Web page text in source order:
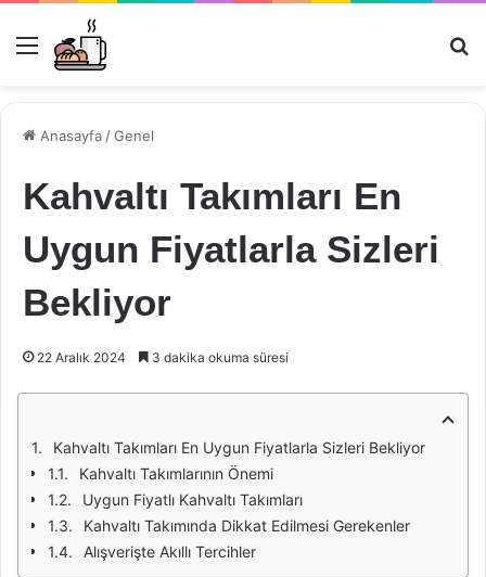
Menü
Anasayfa /Genel
Kahvaltı Takımları En
Uygun Fiyatlarla Sizleri
Bekliyor
22 Aralık 2024 3 dakika okuma süresi
Kahvaltı Takımları En Uygun Fiyatlarla Sizleri Bekliyor
Kahvaltı Takımlarının Önemi
Uygun Fiyatlı Kahvaltı Takımları
Kahvaltı Takımında Dikkat Edilmesi Gerekenler
Alışverişte Akıllı Tercihler